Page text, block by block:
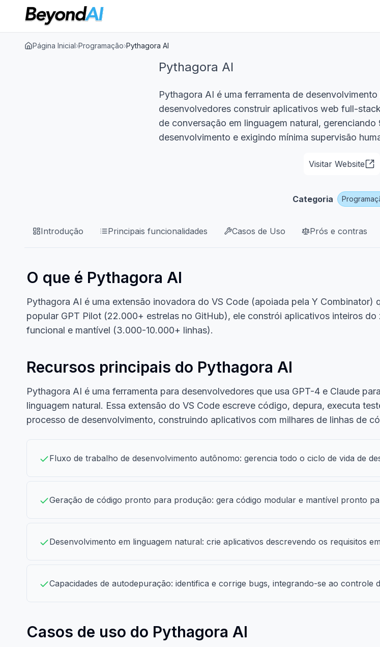
Página Inicial›Programação›Pythagora AI
Pythagora AI
Pythagora AI é uma ferramenta de
desenvolvedores construir aplicativos web full-
de conversação em linguagem natural,
desenvolvimento e exigindo mínima supervisão
Visitar Website
Categoria
Introdução Principais funcionalidades Casos de Uso Prós e contras
O que é Pythagora AI
Pythagora AI é uma extensão inovadora do VS Code (apoiada pela Y
popular GPT Pilot (22.000+ estrelas no GitHub), ele constrói aplicativos inteiros
funcional e mantível (3.000-10.000+ linhas).
Recursos principais do Pythagora AI
Pythagora AI é uma ferramenta para desenvolvedores que usa GPT-4 e Claude
linguagem natural. Essa extensão do VS Code escreve código, depura, executa
processo de desenvolvimento, construindo aplicativos com milhares de linhas de
Fluxo de trabalho de desenvolvimento autônomo: gerencia todo o ciclo de vida de
Geração de código pronto para produção: gera código modular e mantível pronto
Desenvolvimento em linguagem natural: crie aplicativos descrevendo os requisitos
Capacidades de autodepuração: identifica e corrige bugs, integrando-se ao controle
Casos de uso do Pythagora AI